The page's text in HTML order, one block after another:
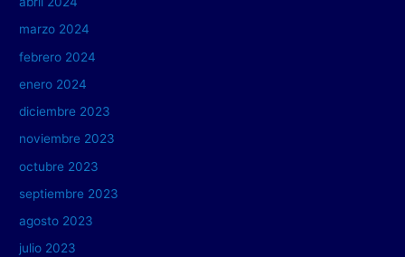
marzo 2024
febrero 2024
enero 2024
diciembre 2023
noviembre 2023
octubre 2023
septiembre 2023
agosto 2023
julio 2023